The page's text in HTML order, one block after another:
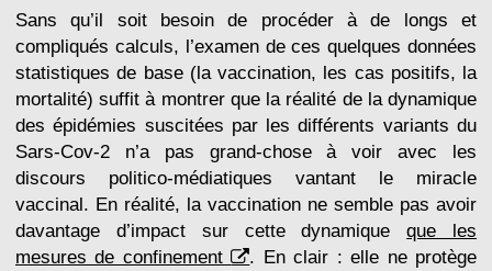
Sans qu’il soit besoin de procéder à de longs et
compliqués calculs, l’examen de ces quelques données
statistiques de base (la vaccination, les cas positifs, la
mortalité) suffit à montrer que la réalité de la dynamique
des épidémies suscitées par les différents variants du
Sars-Cov-2 n’a pas grand-chose à voir avec les
discours politico-médiatiques vantant le miracle
vaccinal. En réalité, la vaccination ne semble pas avoir
davantage d’impact sur cette dynamiqueque les
mesures de confinement
. En clair : elle ne protège